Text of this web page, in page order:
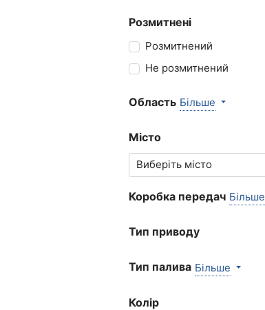
Розмитнені
Розмитнений
Не розмитнений
Область Більше
Місто
Коробка передач Більше
Тип приводу
Тип палива Більше
Колір